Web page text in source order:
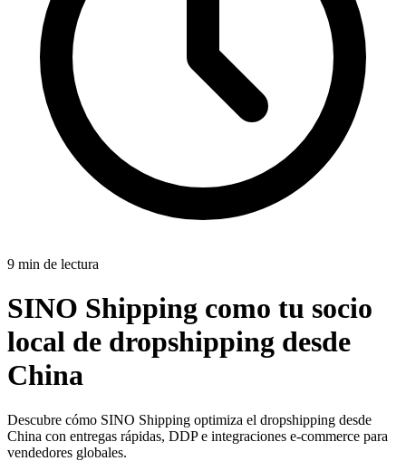
9 min de lectura
SINO Shipping como tu socio
local de dropshipping desde
China
Descubre cómo SINO Shipping optimiza el dropshipping desde
China con entregas rápidas, DDP e integraciones e-commerce para
vendedores globales.